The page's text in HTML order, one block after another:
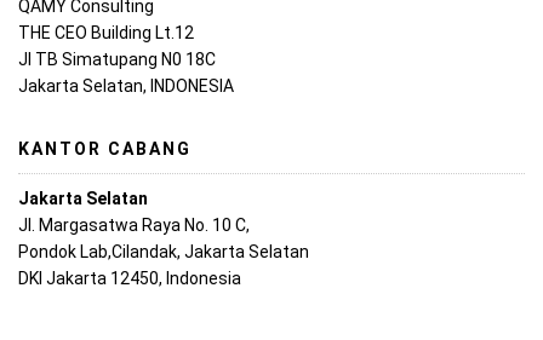
QAMY Consulting
THE CEO Building Lt.12
Jl TB Simatupang N0 18C
Jakarta Selatan, INDONESIA
KANTOR CABANG
Jakarta Selatan
Jl. Margasatwa Raya No. 10 C,
Pondok Lab,Cilandak, Jakarta Selatan
DKI Jakarta 12450, Indonesia